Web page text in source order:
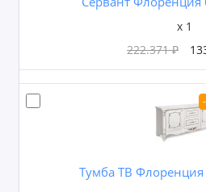
x 1
222.371 ₽
Тумба ТВ